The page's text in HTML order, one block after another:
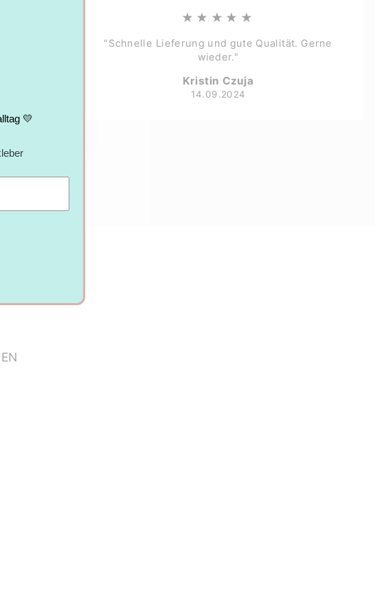
sehr
★★★★★
"Schnelle Lieferung und gute Qualität. Gerne
wieder."
Kristin Czuja
14.09.2024
💛